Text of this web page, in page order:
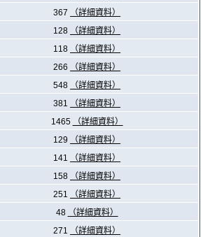
367
（詳細資料）
128
（詳細資料）
118
（詳細資料）
266
（詳細資料）
548
（詳細資料）
381
（詳細資料）
1465
（詳細資料）
129
（詳細資料）
141
（詳細資料）
158
（詳細資料）
251
（詳細資料）
48
（詳細資料）
271
（詳細資料）